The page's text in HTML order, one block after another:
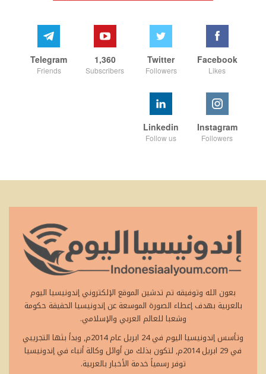
Facebook
Likes
Twitter
Followers
1,360
Subscribers
Telegram
Friends
Instagram
Followers
Linkedin
Follow us
بعون الله وتوفيقه تم تدشين الموقع الإلكتروني إندونيسيا اليوم
بالعربية بهدف إعطاء الصورة الموسعة عن إندونيسيا الحقيقة حكومة
وشعبا للعالم العربي والإسلامي.
وتأسس إندونيسيا اليوم في 24 ابريل عام 2014م, وبدأ بثها التجريبي
في 29 ابريل 2014م, لتكون بذلك من أوائل وكالة أنباء في إندونيسيا
توفر رسمياً خدمة الأخبار بالعربية.